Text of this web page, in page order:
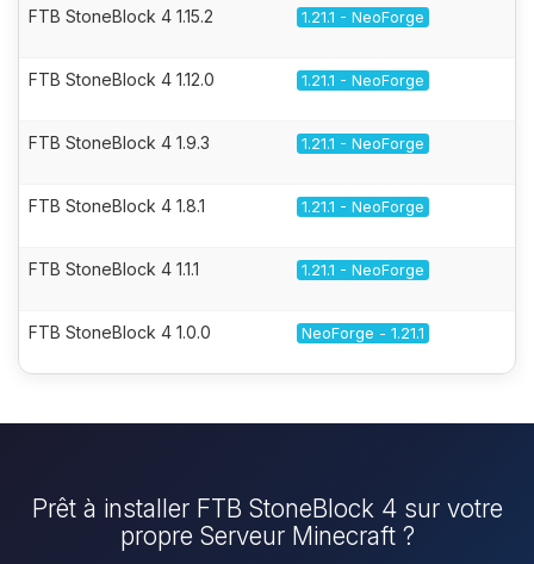
FTB StoneBlock 4 1.15.2 1.21.1 - NeoForge
FTB StoneBlock 4 1.12.0 1.21.1 - NeoForge
FTB StoneBlock 4 1.9.3 1.21.1 - NeoForge
FTB StoneBlock 4 1.8.1 1.21.1 - NeoForge
FTB StoneBlock 4 1.1.1 1.21.1 - NeoForge
FTB StoneBlock 4 1.0.0 NeoForge - 1.21.1
Prêt à installer FTB StoneBlock 4 sur votre
propre Serveur Minecraft ?